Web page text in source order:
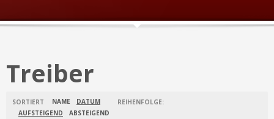
Treiber
SORTIERT NAME DATUM
REIHENFOLGE:
AUFSTEIGEND
ABSTEIGEND